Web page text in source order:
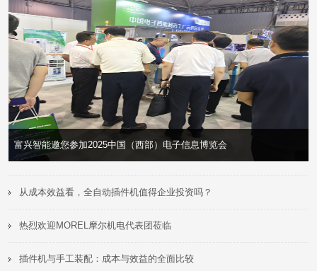
>
小型电子企业，如何挑选合适的插件机设备？
从成本效益看，全自动插件机值得企业投资吗？
热烈欢迎MOREL摩尔机电代表团莅临
插件机与手工装配：成本与效益的全面比较